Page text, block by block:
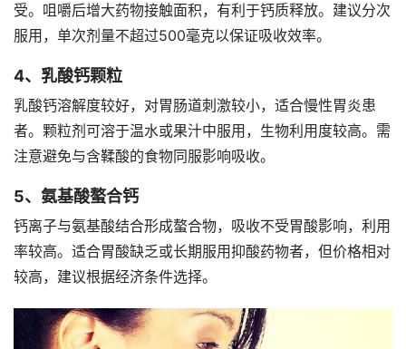
受。咀嚼后增大药物接触面积，有利于钙质释放。建议分次
服用，单次剂量不超过500毫克以保证吸收效率。
4、乳酸钙颗粒
乳酸钙溶解度较好，对胃肠道刺激较小，适合慢性胃炎患
者。颗粒剂可溶于温水或果汁中服用，生物利用度较高。需
注意避免与含鞣酸的食物同服影响吸收。
5、氨基酸螯合钙
钙离子与氨基酸结合形成螯合物，吸收不受胃酸影响，利用
率较高。适合胃酸缺乏或长期服用抑酸药物者，但价格相对
较高，建议根据经济条件选择。